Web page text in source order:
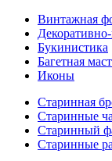
Винтажная
Букинистика
Багетная
Иконы
Старинная
Старинные
Старинный
Старинные